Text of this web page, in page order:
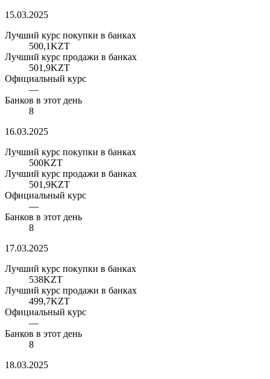
15.03.2025
Лучший курс покупки в банках
500,1KZT
Лучший курс продажи в банках
501,9KZT
Официальный курс
—
Банков в этот день
8
16.03.2025
Лучший курс покупки в банках
500KZT
Лучший курс продажи в банках
501,9KZT
Официальный курс
—
Банков в этот день
8
17.03.2025
Лучший курс покупки в банках
538KZT
Лучший курс продажи в банках
499,7KZT
Официальный курс
—
Банков в этот день
8
18.03.2025